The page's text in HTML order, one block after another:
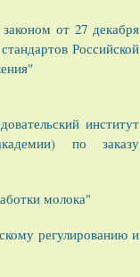
от 27 декабря
Российской
институт
по заказу
молока"
регулированию и